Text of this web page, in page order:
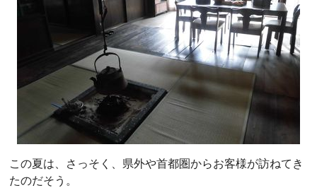
この夏は、さっそく、県外や首都圏からお客様が訪ねてき
たのだそう。